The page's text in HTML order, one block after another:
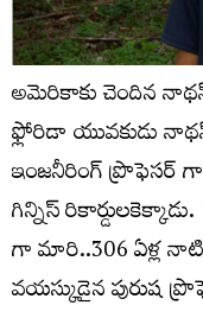
అమెరికాకు చెందిన
ఫ్లోరిడా యువకుడు
ఇంజనీరింగ్ ప్రొఫెసర్
గిన్నిస్‌
గా మారి..306 ఏళ్ల నాటి
వయస్కుడైన పురుష